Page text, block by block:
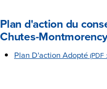
Plan d'action du
Chutes-
Plan D'action Adopté (PDF